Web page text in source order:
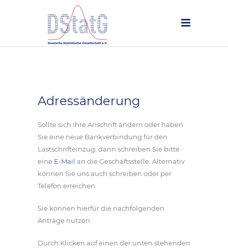
Adressänderung
Sollte sich Ihre Anschrift ändern oder haben
Sie eine neue Bankverbindung für den
Lastschrifteinzug, dann schreiben Sie bitte
eine E-Mail an die Geschäftsstelle. Alternativ
können Sie uns auch schreiben oder per
Telefon erreichen.
Sie können hierfür die nachfolgenden
Anträge nutzen.
Durch Klicken auf einen der unten stehenden